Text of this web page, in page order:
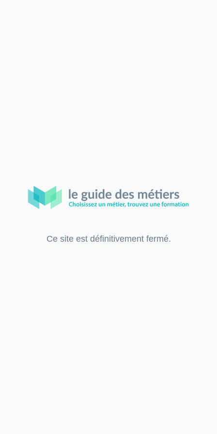
Ce site est définitivement fermé.